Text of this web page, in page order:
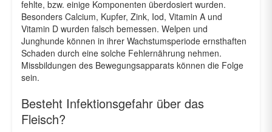
fehlte, bzw. einige Komponenten überdosiert wurden.
Besonders Calcium, Kupfer, Zink, Iod, Vitamin A und
Vitamin D wurden falsch bemessen. Welpen und
Junghunde können in ihrer Wachstumsperiode ernsthaften
Schaden durch eine solche Fehlernährung nehmen.
Missbildungen des Bewegungsapparats können die Folge
sein.
Besteht Infektionsgefahr über das
Fleisch?